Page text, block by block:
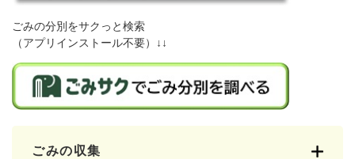
ごみの分別をサクっと検索
（アプリインストール不要）↓↓
ごみの収集